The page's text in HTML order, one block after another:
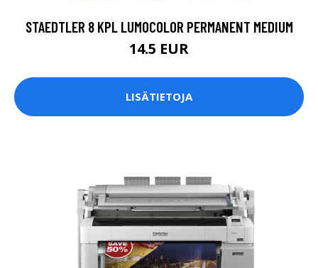
STAEDTLER 8 KPL LUMOCOLOR PERMANENT MEDIUM
14.5 EUR
LISÄTIETOJA